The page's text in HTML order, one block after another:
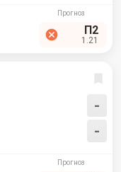
П2
1.21
-
-